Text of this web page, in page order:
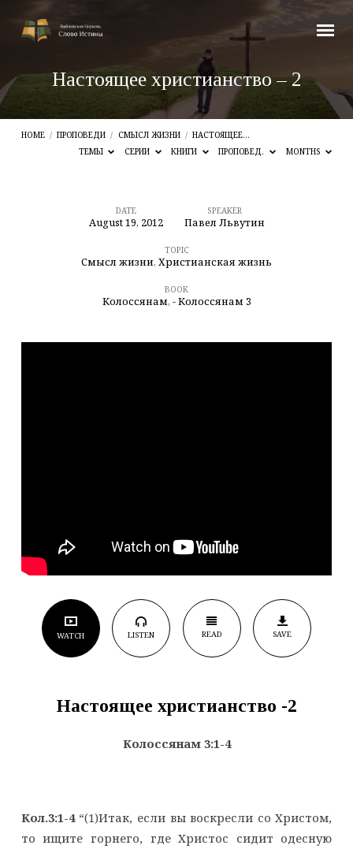
Настоящее христианство – 2
HOME / ПРОПОВЕДИ / СМЫСЛ ЖИЗНИ / НАСТОЯЩЕЕ…
ТЕМЫ
СЕРИИ КНИГИ ПРОПОВЕД. MONTHS
Настоящее
христианство
DATE
August 19, 2012
SPEAKER
Павел Львутин
TOPIC
Смысл жизни, Христианская жизнь
BOOK
Колоссянам, - Колоссянам 3
WATCH LISTEN READ SAVE
Настоящее христианство -2
Колоссянам 3:1-4
Кол.3:1-4“(1)Итак, если вы воскресли со Христом,
то ищите горнего, где Христос сидит одесную